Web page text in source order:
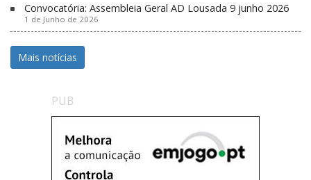
Convocatória: Assembleia Geral AD Lousada 9 junho 2026
1 de Junho de 2026
Mais notícias
PUB